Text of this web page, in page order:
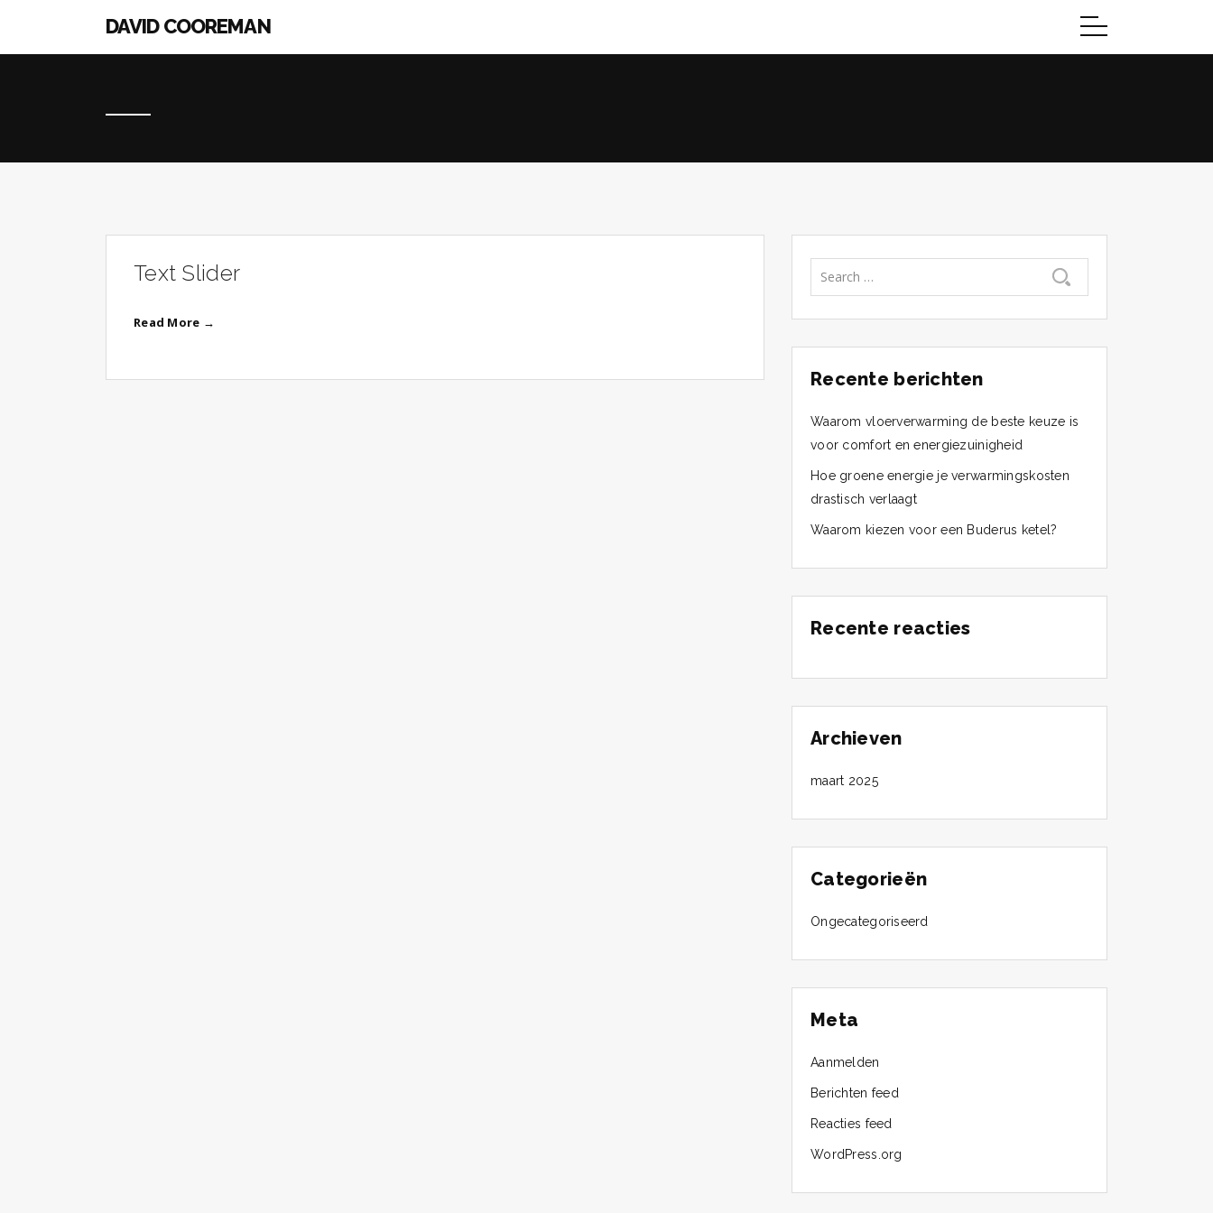
DAVID COOREMAN
Text Slider
Read More →
Recente berichten
Waarom vloerverwarming de beste keuze is
voor comfort en energiezuinigheid
Hoe groene energie je verwarmingskosten
drastisch verlaagt
Waarom kiezen voor een Buderus ketel?
Recente reacties
Archieven
maart 2025
Categorieën
Ongecategoriseerd
Meta
Aanmelden
Berichten feed
Reacties feed
WordPress.org